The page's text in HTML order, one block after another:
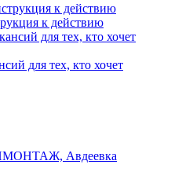
к действию
для тех, кто хочет
Авдеевка